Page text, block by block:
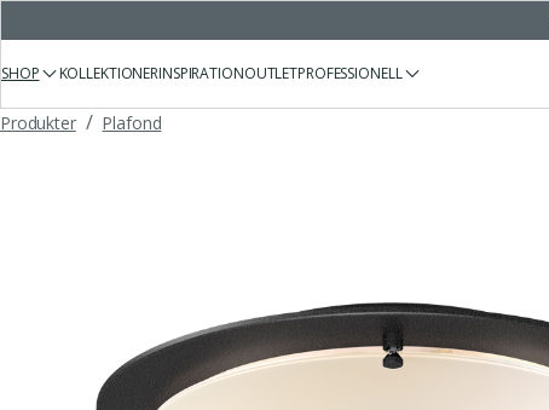
SHOP KOLLEKTIONERINSPIRATIONOUTLETPROFESSIONELL
Produkter / Plafond